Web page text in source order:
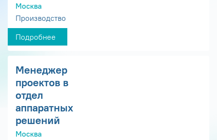
Москва
Производство
Подробнее
Менеджер
проектов в
отдел
аппаратных
решений
Москва